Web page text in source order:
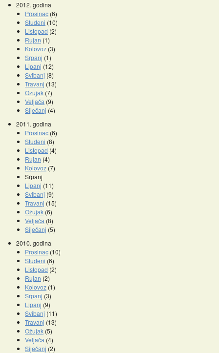
2012. godina
Prosinac (6)
Studeni (10)
Listopad (2)
Rujan (1)
Kolovoz (3)
Srpanj (1)
Lipanj (12)
Svibanj (8)
Travanj (13)
Ožujak (7)
Veljača (9)
Siječanj (4)
2011. godina
Prosinac (6)
Studeni (8)
Listopad (4)
Rujan (4)
Kolovoz (7)
Srpanj
Lipanj (11)
Svibanj (9)
Travanj (15)
Ožujak (6)
Veljača (8)
Siječanj (5)
2010. godina
Prosinac (10)
Studeni (6)
Listopad (2)
Rujan (2)
Kolovoz (1)
Srpanj (3)
Lipanj (9)
Svibanj (11)
Travanj (13)
Ožujak (5)
Veljača (4)
Siječanj (2)